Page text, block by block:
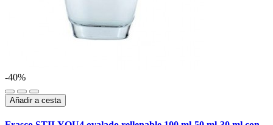
-40%
Añadir a cesta